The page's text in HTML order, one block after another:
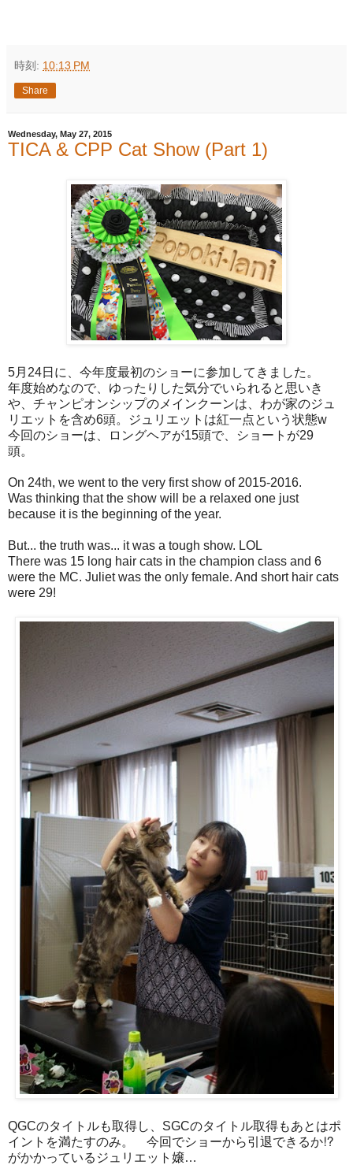
時刻: 10:13 PM
Share
Wednesday, May 27, 2015
TICA & CPP Cat Show (Part 1)
5月24日に、今年度最初のショーに参加してきました。
年度始めなので、ゆったりした気分でいられると思いき
や、チャンピオンシップのメインクーンは、わが家のジュ
リエットを含め6頭。ジュリエットは紅一点という状態w
今回のショーは、ロングヘアが15頭で、ショートが29
頭。
On 24th, we went to the very first show of 2015-2016.
Was thinking that the show will be a relaxed one just
because it is the beginning of the year.
But... the truth was... it was a tough show. LOL
There was 15 long hair cats in the champion class and 6
were the MC. Juliet was the only female. And short hair cats
were 29!
QGCのタイトルも取得し、SGCのタイトル取得もあとはポ
イントを満たすのみ。 今回でショーから引退できるか⁉︎
がかかっているジュリエット嬢…